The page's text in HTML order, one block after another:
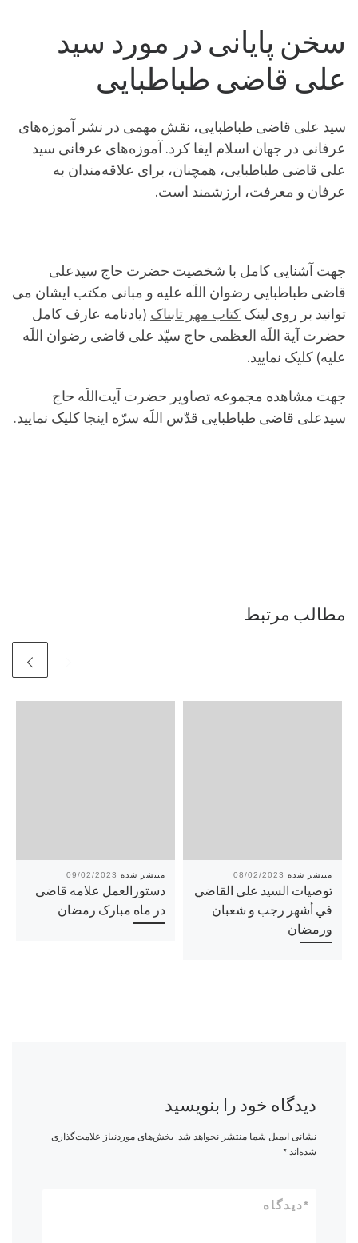
سخن پایانی در مورد سید
علی قاضی طباطبایی
سید علی قاضی طباطبایی، نقش مهمی در نشر آموزه‌های
عرفانی در جهان اسلام ایفا کرد. آموزه‌های عرفانی سید
علی قاضی طباطبایی، همچنان، برای علاقه‌مندان به
عرفان و معرفت، ارزشمند است.
جهت آشنایی کامل با شخصیت حضرت حاج سیدعلی
قاضی طباطبایی رضوان اللَه علیه و مبانی مکتب ایشان می
توانید بر روی لینک کتاب مهر تابناک (يادنامه عارف کامل
حضرت آیة اللَه العظمی حاج سیّد علی قاضی رضوان اللَه
علیه) کلیک نمایید.
جهت مشاهده مجموعه تصاویر حضرت آیت‌اللَه حاج
سیدعلی قاضی طباطبایی قدّس اللَه سرّه اینجا کلیک نمایید.
مطالب مرتبط
09/02/2023
دستورالعمل علامه قاضی
در ماه مبارک رمضان
08/02/2023
توصيات السيد علي القاضي
في أشهر رجب و شعبان
ورمضان
دیدگاه خود را بنویسید
نشانی ایمیل شما منتشر نخواهد شد. بخش‌های موردنیاز علامت‌گذاری
شده‌اند*
دیدگاه*